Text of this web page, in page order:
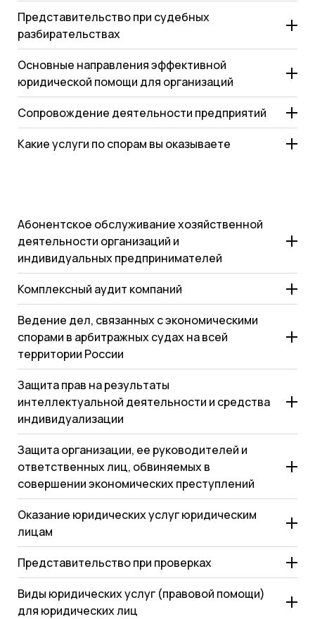
Представительство при судебных
разбирательствах
Основные направления эффективной
юридической помощи для организаций
Сопровождение деятельности предприятий
Какие услуги по спорам вы оказываете
Абонентское обслуживание хозяйственной
деятельности организаций и
индивидуальных предпринимателей
Комплексный аудит компаний
Ведение дел, связанных с экономическими
спорами в арбитражных судах на всей
территории России
Защита прав на результаты
интеллектуальной деятельности и средства
индивидуализации
Защита организации, ее руководителей и
ответственных лиц, обвиняемых в
совершении экономических преступлений
Оказание юридических услуг юридическим
лицам
Представительство при проверках
Виды юридических услуг (правовой помощи)
для юридических лиц